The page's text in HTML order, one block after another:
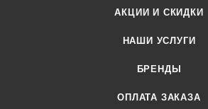
АКЦИИ И СКИДКИ
НАШИ УСЛУГИ
БРЕНДЫ
ОПЛАТА ЗАКАЗА